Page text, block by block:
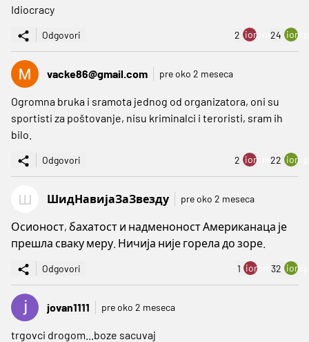
Idiocracy
Odgovori 2 ion:minus
24
vacke86@gmail.com pre oko 2 meseca
Ogromna bruka i sramota jednog od organizatora, oni su
sportisti za poštovanje, nisu kriminalci i teroristi, sram ih
bilo.
Odgovori 2 ion:minus
22
Ш ШидНавијаЗаЗвезду pre oko 2 meseca
Осионост, бахатост и надменоност Американаца је
прешла сваку меру. Ничија није горела до зоре.
Odgovori 1 ion:minus
32
jovan1111 pre oko 2 meseca
trgovci drogom...boze sacuvaj